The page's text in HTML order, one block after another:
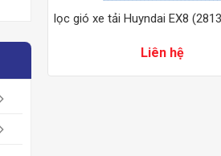
lọc gió xe tải Huyndai EX8
Liên hệ